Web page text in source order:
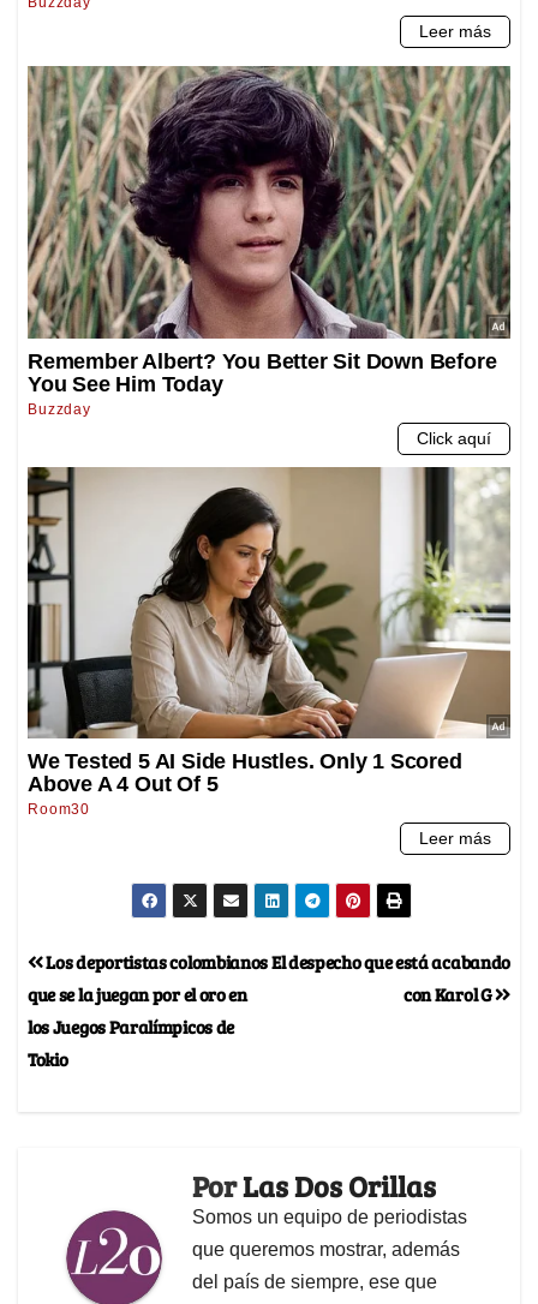
El despecho que está acabando
con Karol G
Los deportistas colombianos
que se la juegan por el oro en
los Juegos Paralímpicos de
Tokio
PorLas Dos Orillas
Somos un equipo de periodistas
que queremos mostrar, además
del país de siempre, ese que